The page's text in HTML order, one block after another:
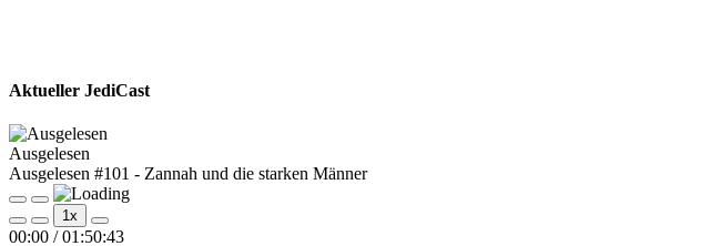
Aktueller JediCast
Ausgelesen
Ausgelesen #101 - Zannah und die starken Männer
Play
Episode
Pause
Episode
1x
00:00 / 01:50:43